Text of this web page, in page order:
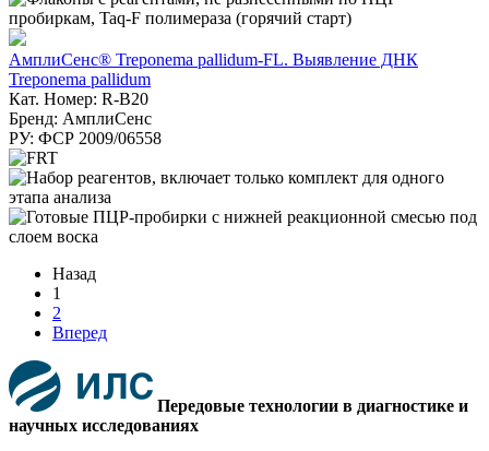
АмплиСенс® Treponema pallidum-FL. Выявление ДНК
Treponema pallidum
Кат. Номер: R-B20
Бренд: АмплиСенс
РУ: ФСР 2009/06558
Назад
1
2
Вперед
Передовые технологии в диагностике и
научных исследованиях